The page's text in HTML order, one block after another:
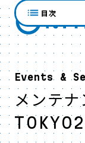
Events &
メンテ
目次